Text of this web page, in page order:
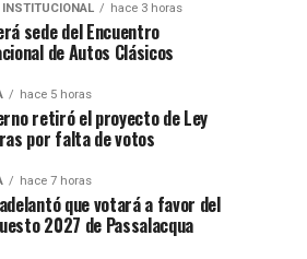
hace 3 horas
sede del Encuentro
de Autos Clásicos
hace 5 horas
retiró el proyecto de Ley
por falta de votos
hace 7 horas
que votará a favor del
2027 de Passalacqua